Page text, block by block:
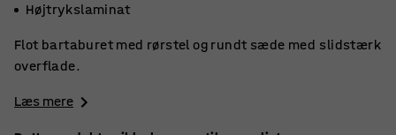
Højtrykslaminat
Flot bartaburet med rørstel og rundt sæde med slidstærk
overflade.
Læs mere